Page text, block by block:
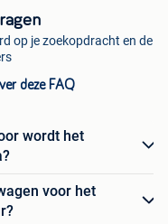
op je zoekopdracht en de
deze FAQ
wordt het
voor het